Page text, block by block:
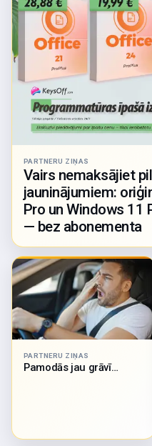
PARTNERU ZIŅAS
Vairs nemaksājiet
jauninājumiem:
Pro un Windows 11
— bez abonementa
PARTNERU ZIŅAS
Pamodās jau grāvī…